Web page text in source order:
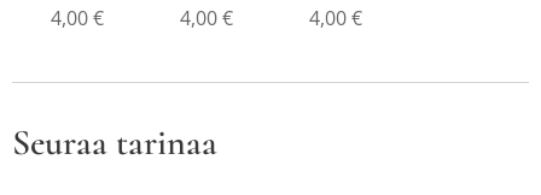
4,00€ 4,00€ 4,00€
Seuraa tarinaa